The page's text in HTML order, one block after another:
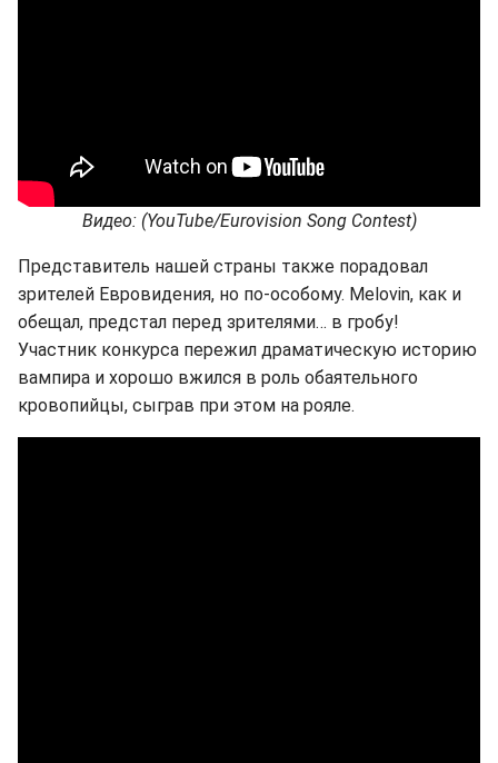
Видео: (YouTube/Eurovision Song Contest)
Представитель нашей страны также порадовал
зрителей Евровидения, но по-особому. Melovin, как и
обещал, предстал перед зрителями… в гробу!
Участник конкурса пережил драматическую историю
вампира и хорошо вжился в роль обаятельного
кровопийцы, сыграв при этом на рояле.